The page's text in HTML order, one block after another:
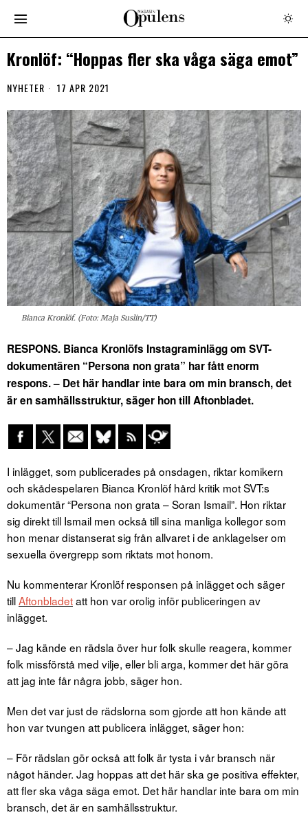
Kronlöf: “Hoppas fler ska våga säga emot”
NYHETER 17 APR 2021
Bianca Kronlöf. (Foto: Maja Suslin/TT)
RESPONS. Bianca Kronlöfs Instagraminlägg om SVT-
dokumentären “Persona non grata” har fått enorm
respons. – Det här handlar inte bara om min bransch, det
är en samhällsstruktur, säger hon till Aftonbladet.
I inlägget, som publicerades på onsdagen, riktar komikern
och skådespelaren Bianca Kronlöf hård kritik mot SVT:s
dokumentär “Persona non grata – Soran Ismail”. Hon riktar
sig direkt till Ismail men också till sina manliga kollegor som
hon menar distanserat sig från allvaret i de anklagelser om
sexuella övergrepp som riktats mot honom.
Nu kommenterar Kronlöf responsen på inlägget och säger
tillAftonbladetatt hon var orolig inför publiceringen av
inlägget.
– Jag kände en rädsla över hur folk skulle reagera, kommer
folk missförstå med vilje, eller bli arga, kommer det här göra
att jag inte får några jobb, säger hon.
Men det var just de rädslorna som gjorde att hon kände att
hon var tvungen att publicera inlägget, säger hon:
– För rädslan gör också att folk är tysta i vår bransch när
något händer. Jag hoppas att det här ska ge positiva effekter,
att fler ska våga säga emot. Det här handlar inte bara om min
bransch, det är en samhällsstruktur.